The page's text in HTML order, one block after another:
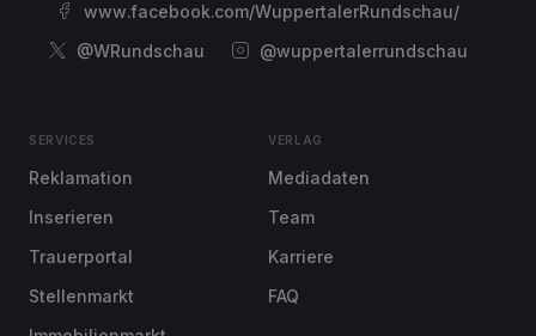
www.facebook.com/WuppertalerRundschau/
@WRundschau
@wuppertalerrundschau
SERVICES
Reklamation
Inserieren
Trauerportal
Stellenmarkt
VERLAG
Mediadaten
Team
Karriere
FAQ